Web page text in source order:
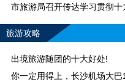
市旅游局召开传达学习贯彻十
旅游攻略
出境旅游随团的十大好处!
你一定用得上，长沙机场大巴